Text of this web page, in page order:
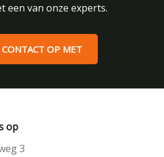
een van onze experts.
CONTACT OP MET
op
3